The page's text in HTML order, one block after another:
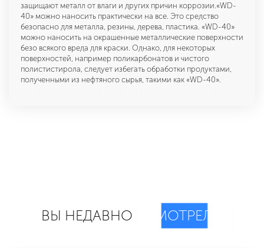
защищают металл от влаги и других причин коррозии.«WD-
40» можно наносить практически на все. Это средство
безопасно для металла, резины, дерева, пластика. «WD-40»
можно наносить на окрашенные металлические поверхности
безо всякого вреда для краски. Однако, для некоторых
поверхностей, например поликарбонатов и чистого
полистистирола, следует избегать обработки продуктами,
полученными из нефтяного сырья, такими как «WD-40».
ВЫ НЕДАВНО СМОТРЕЛИ